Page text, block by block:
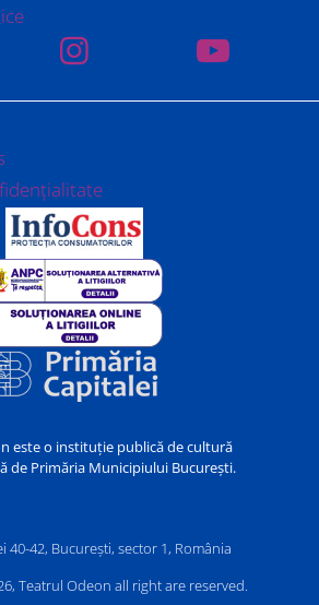
este o instituție publică de cultură
de Primăria Municipiului București.
40-42, București, sector 1, România
Teatrul Odeon all right are reserved.